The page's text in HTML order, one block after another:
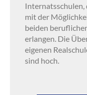
Internatsschulen,
mit der
beiden
erlangen. Die
eigenen
sind hoch.